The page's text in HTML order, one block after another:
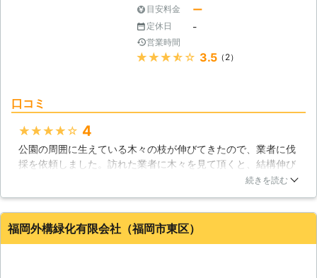
は、お気軽に当店までご相談くださ
い。 年中無休で営業しているからこ
そ、お客様の都合の良い日程調整が可
能です。 当店は熊本県を中心に沖縄
を除く九州エリアで対応しておりま
確かに作業当日には気付けなかったこ
とも、後日になると気付くことがある
かもしれません。 弊社ではこういっ
たお客様の要望に応えるべく、アフタ
変わります。やはりお庭のシンボルで
ある庭木は綺麗な形に保ちたいですよ
ね。また近隣の方からも庭木を綺麗に
していると「おっ手入れがされてる！
いいネ」と高評価をいただけるかもし
れません。ぜひ「ヒロ工務店」に庭木
目安料金 ー
定休日 -
営業時間
★★★★★ 3.5（2）
口コミ
★★★★★ 4
公園の周囲に生えている木々の枝が伸びてきたので、業者に伐
採を依頼しました。訪れた業者に木々を見て頂くと、結構伸び
てきたので今切るくらいが丁度いいですねと言ったので頷きま
しました。どちらも枝の切り方が見事だったので、経験豊富だ
なと思いました。
続きを読む
福岡外構緑化有限会社（福岡市東区）